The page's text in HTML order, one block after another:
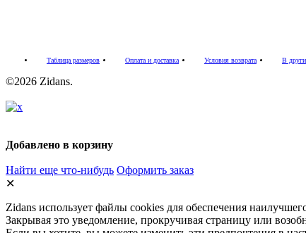
Таблица размеров Оплата и доставка Условия возврата В
©2026 Zidans.
Добавлено в корзину
Найти еще что-нибудь Оформить заказ
✕
Zidans использует файлы cookies для обеспечения
Закрывая это уведомление, прокручивая страницу или